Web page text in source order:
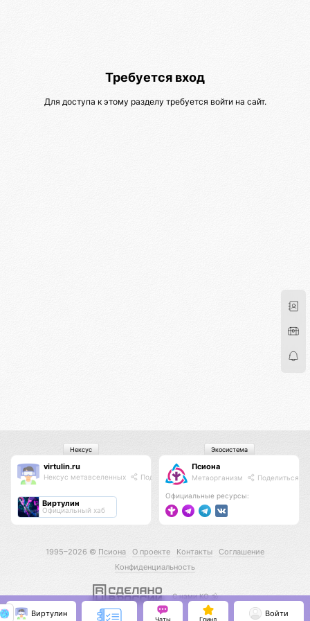
Требуется вход
Для доступа к этому разделу требуется войти на сайт.
virtulin.ru
Нексус метавселенных Поделиться
Виртулин
Официальный хаб
Нексус
Псиона
Метаорганизм Поделиться
Официальные ресурсы:
Экосистема
1995–2026 © Псиона О проекте Контакты
Соглашение
Конфиденциальность
С нами КО 🕉️
Виртулин
Чаты Гринд
Войти